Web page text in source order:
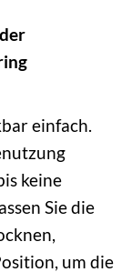
einfach.
keine
Sie die
um die